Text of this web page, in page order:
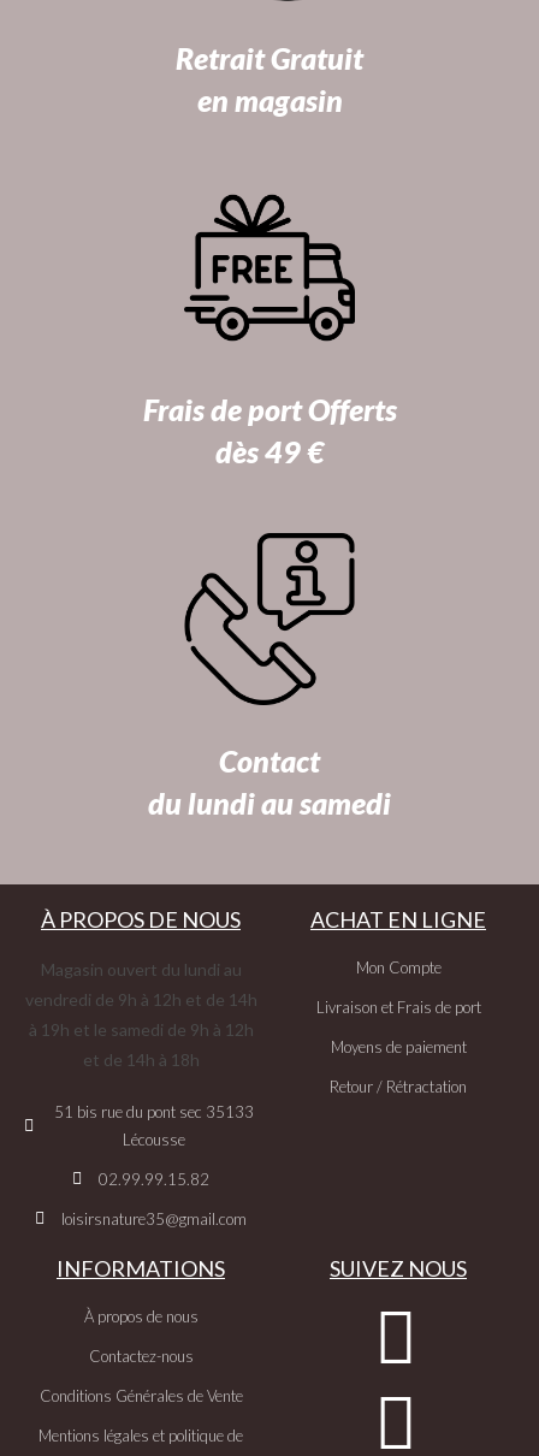
Retrait Gratuit
en magasin
Frais de port Offerts
dès 49 €
Contact
du lundi au samedi
À PROPOS DE NOUS
Magasin ouvert du lundi au
vendredi de 9h à 12h et de 14h
à 19h et le samedi de 9h à 12h
et de 14h à 18h
51 bis rue du pont sec 35133
Lécousse
02.99.99.15.82
loisirsnature35@gmail.com
ACHAT EN LIGNE
Mon Compte
Livraison et Frais de port
Moyens de paiement
Retour / Rétractation
INFORMATIONS
À propos de nous
Contactez-nous
Conditions Générales de Vente
Mentions légales et politique de
SUIVEZ NOUS